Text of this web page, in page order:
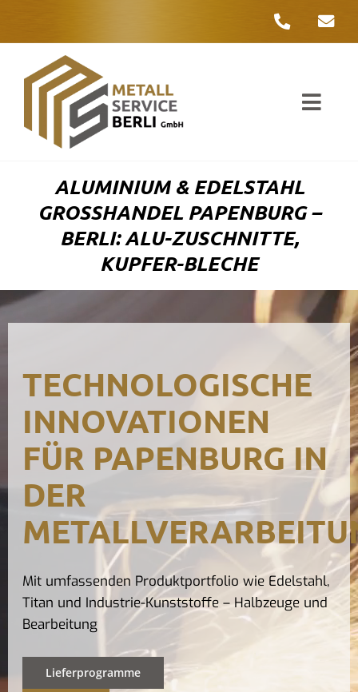
ALUMINIUM & EDELSTAHL
GROSSHANDEL PAPENBURG – B
ERLI: ALU-ZUSCHNITTE, K
UPFER-BLECHE
TECHNOLOGISCHE
INNOVATIONEN
FÜR PAPENBURG IN
DER
Mit umfassenden Produktportfolio wie Edelstahl,
Titan und Industrie-Kunststoffe – Halbzeuge und
Bearbeitung
Lieferprogramme